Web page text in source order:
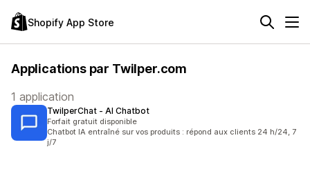
Shopify App Store
Applications par Twilper.com
1 application
TwilperChat ‑ AI Chatbot
Forfait gratuit disponible
Chatbot IA entraîné sur vos produits : répond aux clients 24 h/24, 7
j/7